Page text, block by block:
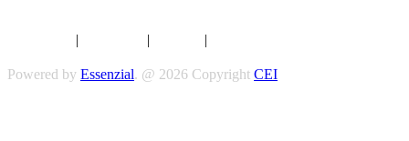
| | |
Powered by Essenzial. @ 2026 Copyright CEI